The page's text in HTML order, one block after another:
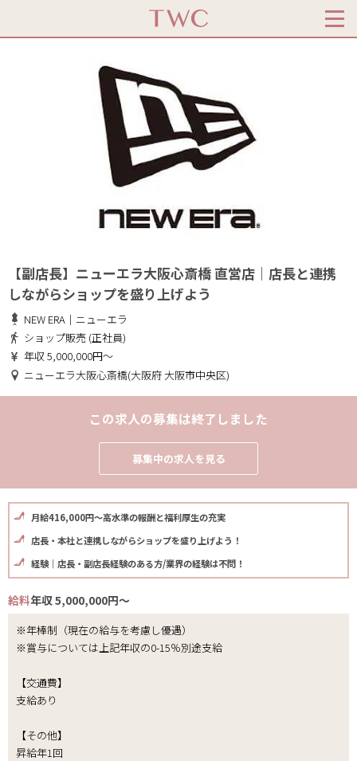
【副店長】ニューエラ大阪心斎橋 直営店｜店長と連携
しながらショップを盛り上げよう
NEW ERA｜ニューエラ
ショップ販売 (正社員)
年収 5,000,000円～
ニューエラ大阪心斎橋(大阪府 大阪市中央区)
この求人の募集は終了しました
募集中の求人を見る
月給416,000円～高水準の報酬と福利厚生の充実
店長・本社と連携しながらショップを盛り上げよう！
経験｜店長・副店長経験のある方/業界の経験は不問！
給料年収 5,000,000円～
※年棒制（現在の給与を考慮し優遇）
※賞与については上記年収の0-15％別途支給
【交通費】
支給あり
【その他】
昇給年1回